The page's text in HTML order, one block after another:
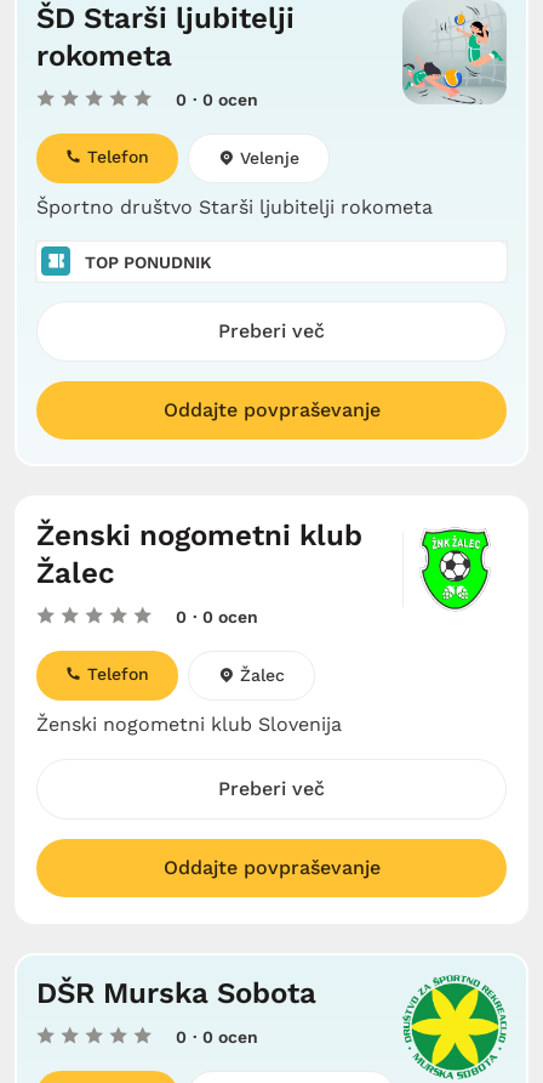
ŠD Starši ljubitelji
rokometa
0 · 0 ocen
Športno društvo Starši ljubitelji rokometa
Telefon Velenje
TOP PONUDNIK
Preberi več
Oddajte povpraševanje
Ženski nogometni klub
Žalec
0 · 0 ocen
Ženski nogometni klub Slovenija
Telefon Žalec
Preberi več
Oddajte povpraševanje
DŠR Murska Sobota
0 · 0 ocen